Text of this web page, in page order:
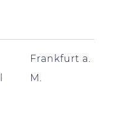
Frankfurt a.
M.